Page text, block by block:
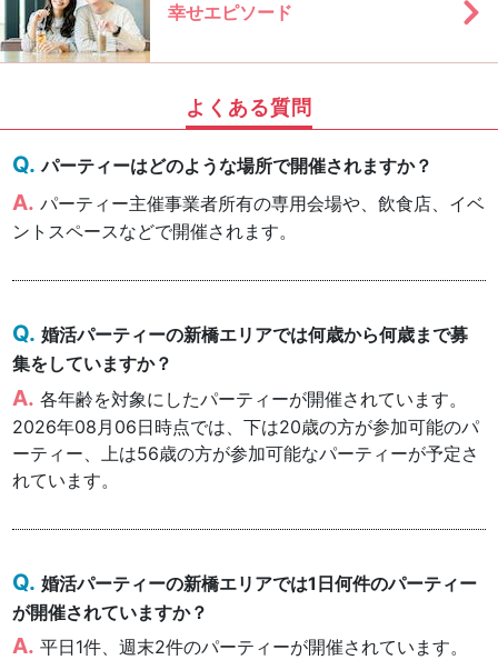
幸せエピソード
よくある質問
パーティーはどのような場所で開催されますか？
パーティー主催事業者所有の専用会場や、飲食店、イベ
ントスペースなどで開催されます。
婚活パーティーの新橋エリアでは何歳から何歳まで募
集をしていますか？
各年齢を対象にしたパーティーが開催されています。
2026年08月06日時点では、下は20歳の方が参加可能のパ
ーティー、上は56歳の方が参加可能なパーティーが予定さ
れています。
婚活パーティーの新橋エリアでは1日何件のパーティー
が開催されていますか？
平日1件、週末2件のパーティーが開催されています。